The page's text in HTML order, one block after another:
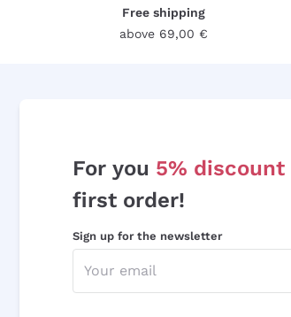
Free shipping
above 69,00 €
For you 5% discount
first order!
Sign up for the newsletter